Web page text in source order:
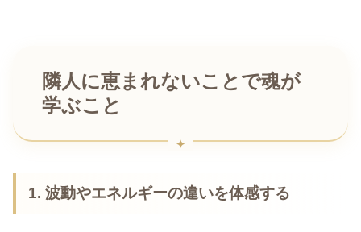
隣人に恵まれないことで魂が
学ぶこと
1. 波動やエネルギーの違いを体感する